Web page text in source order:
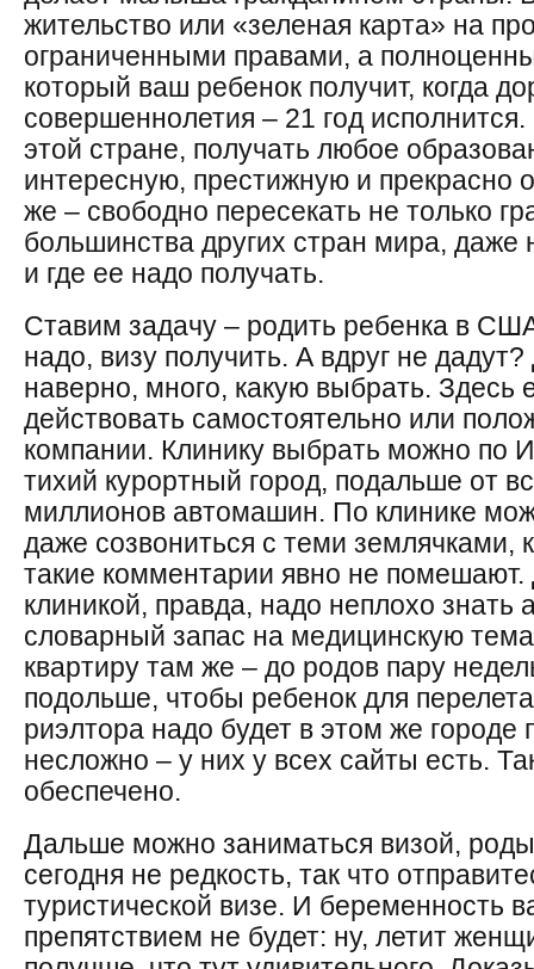
жительство или «зеленая карта» на
ограниченными правами, а
который ваш ребенок получит, когда
совершеннолетия – 21 год
этой стране, получать любое
интересную, престижную и прекрасно
же – свободно пересекать не только
большинства других стран мира, даже
и где ее надо получать.
Ставим задачу – родить ребенка в
надо, визу получить. А вдруг не
наверно, много, какую выбрать. Здесь
действовать самостоятельно или
компании. Клинику выбрать можно по
тихий курортный город, подальше от
миллионов автомашин. По клинике
даже созвониться с теми землячками,
такие комментарии явно не помешают.
клиникой, правда, надо неплохо знать
словарный запас на медицинскую
квартиру там же – до родов пару
подольше, чтобы ребенок для
риэлтора надо будет в этом же городе
несложно – у них у всех сайты есть.
обеспечено.
Дальше можно заниматься визой,
сегодня не редкость, так что
туристической визе. И беременность
препятствием не будет: ну, летит